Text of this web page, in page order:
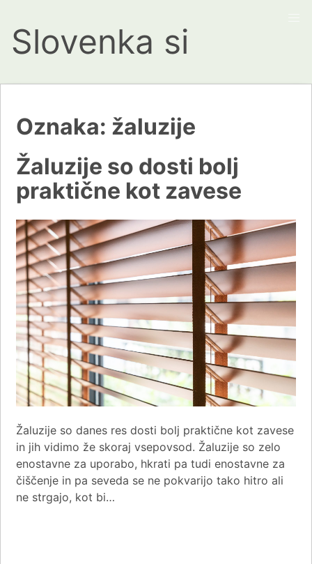
Slovenka si
Oznaka: žaluzije
Žaluzije so dosti bolj
praktične kot zavese
Žaluzije so danes res dosti bolj praktične kot zavese
in jih vidimo že skoraj vsepovsod. Žaluzije so zelo
enostavne za uporabo, hkrati pa tudi enostavne za
čiščenje in pa seveda se ne pokvarijo tako hitro ali
ne strgajo, kot bi…